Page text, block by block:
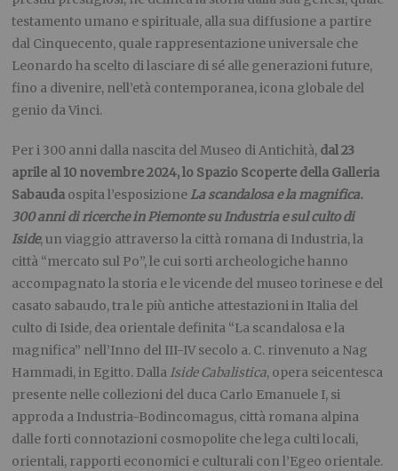
testamento umano e spirituale, alla sua diffusione a partire
dal Cinquecento, quale rappresentazione universale che
Leonardo ha scelto di lasciare di sé alle generazioni future,
fino a divenire, nell’età contemporanea, icona globale del
genio da Vinci.
Per i 300 anni dalla nascita del Museo di Antichità, dal23
aprile al 10 novembre 2024, lo Spazio Scoperte della Galleria
Sabauda ospita l’esposizioneLa scandalosa e la magnifica.
300 anni di ricerche in Piemonte su Industria e sul culto di
Iside, un viaggio attraverso la città romana di Industria, la
città “mercato sul Po”, le cui sorti archeologiche hanno
accompagnato la storia e le vicende del museo torinese e del
casato sabaudo, tra le più antiche attestazioni in Italia del
culto di Iside, dea orientale definita “La scandalosa e la
magnifica” nell’Inno del III-IV secolo a. C. rinvenuto a Nag
Hammadi, in Egitto. Dalla Iside Cabalistica, opera seicentesca
presente nelle collezioni del duca Carlo Emanuele I, si
approda a Industria-Bodincomagus, città romana alpina
dalle forti connotazioni cosmopolite che lega culti locali,
orientali, rapporti economici e culturali con l’Egeo orientale.